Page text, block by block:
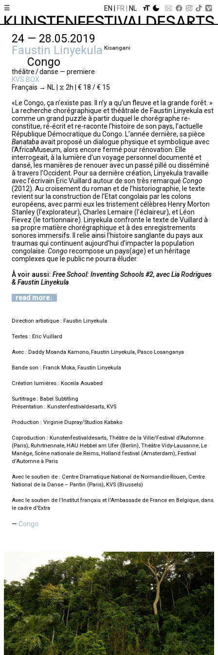
☰ EN FR NL
24 — 28.05.2019
Faustin Linyekula Kisangani
Congo
théâtre / danse — premiere
KVS BOX
Français → NL | ⧖ 2h | € 18 / € 15
«Le Congo, ça n'existe pas. Il n’y a qu’un fleuve et la grande forêt. »
La recherche chorégraphique et théâtrale de Faustin Linyekula est
comme un grand puzzle à partir duquel le chorégraphe re-
constitue, ré-écrit et re-raconte l’histoire de son pays, l’actuelle
République Démocratique du Congo. L’année dernière, sa pièce
Banatabaavait proposé un dialogue physique et symbolique avec
l'AfricaMuseum, alors encore fermé pour rénovation. Elle
interrogeait, à la lumière d’un voyage personnel documenté et
dansé, les manières de renouer avec un passé pillé ou disséminé
à travers l’Occident. Pour sa dernière création, Linyekula travaille
avec l’écrivain Eric Vuillard autour de son très remarqué Congo
(2012). Au croisement du roman et de l’historiographie, le texte
revient sur la construction de l’Etat congolais par les colons
européens, avec parmi eux les tristement célèbres Henry Morton
Stanley (l’explorateur), Charles Lemaire (l’éclaireur), et Léon
Fievez (le tortionnaire). Linyekula confronte le texte de Vuillard à
sa propre matière chorégraphique et à des enregistrements
sonores immersifs. Il relie ainsi l’histoire sanglante du pays aux
traumas qui continuent aujourd’hui d’impacter la population
congolaise. Congo recompose un pays(age) et un héritage
complexes que le public ne pourra éluder.
À voir aussi: Free School: Inventing Schools #2, avec Lia Rodrigues
& Faustin Linyekula
read more
Direction artistique : Faustin Linyekula
Textes : Eric Vuillard
Avec : Daddy Moanda Kamono, Faustin Linyekula, Pasco Losanganya
Bande son : Franck Moka, Faustin Linyekula
Création lumières : Koceila Aouabed
Surtitrage : Babel Subtitling
Présentation : Kunstenfestivaldesarts, KVS
Production : Virginie Dupray/Studios Kabako
Coproduction : Kunstenfestivaldesarts, Théâtre de la Ville/Festival d’Automne
(Paris), Ruhrtriennale, HAU Hebbel am Ufer (Berlin), Théâtre Vidy-Lausanne, Le
Manège, Scène nationale de Reims, Holland festival (Amsterdam), Festival
d'Automne à Paris
Avec le soutien de : Centre Dramatique National de Normandie-Rouen, Centre
National de la Danse – Pantin (Paris), KVS (Brussels)
Avec le soutien de l'Institut français et l'Ambassade de France en Belgique, dans
le cadre d'Extra
Congo